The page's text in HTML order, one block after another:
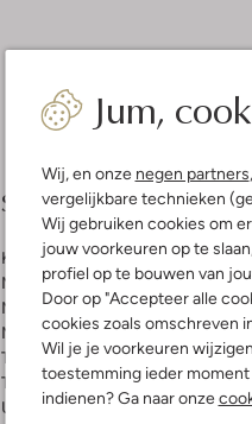
Jum,
Wij, en onze negen partners
vergelijkbare technieken
Wij gebruiken cookies om
jouw voorkeuren op te
profiel op te bouwen van
Door op "Accepteer alle
cookies zoals omschreven
Wil je je voorkeuren
toestemming ieder
indienen? Ga naar onze
Bezorgen
Samenstelling &
Kleur:Groen
Materiaal buitenkant:Leatherlook
Materiaal binnenkant:Textiel
Materiaal zool:Rubber
Type sluiting: Veter
Type neus:Ronde Neus
Uitneembaar voetbed:Ja